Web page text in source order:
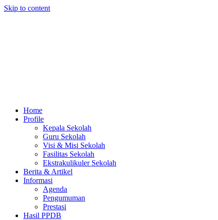
Skip to content
Home
Profile
Kepala Sekolah
Guru Sekolah
Visi & Misi Sekolah
Fasilitas Sekolah
Ekstrakulikuler Sekolah
Berita & Artikel
Informasi
Agenda
Pengumuman
Prestasi
Hasil PPDB